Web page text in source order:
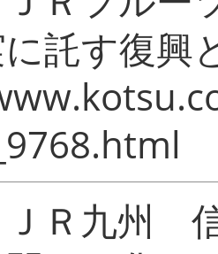
託す復興
Ｒ九州 信